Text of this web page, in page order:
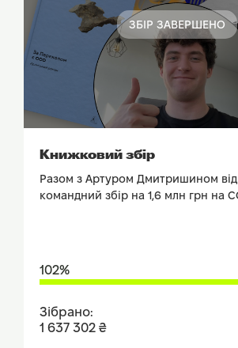
ЗБІР ЗАВЕРШЕНО
ПОДИВИТИСЬ ЗВІТ
Книжковий збір
Разом з Артуром Дмитришином
командний збір на 1,6 млн грн на
Зібрано:
1 637 302 ₴
102%